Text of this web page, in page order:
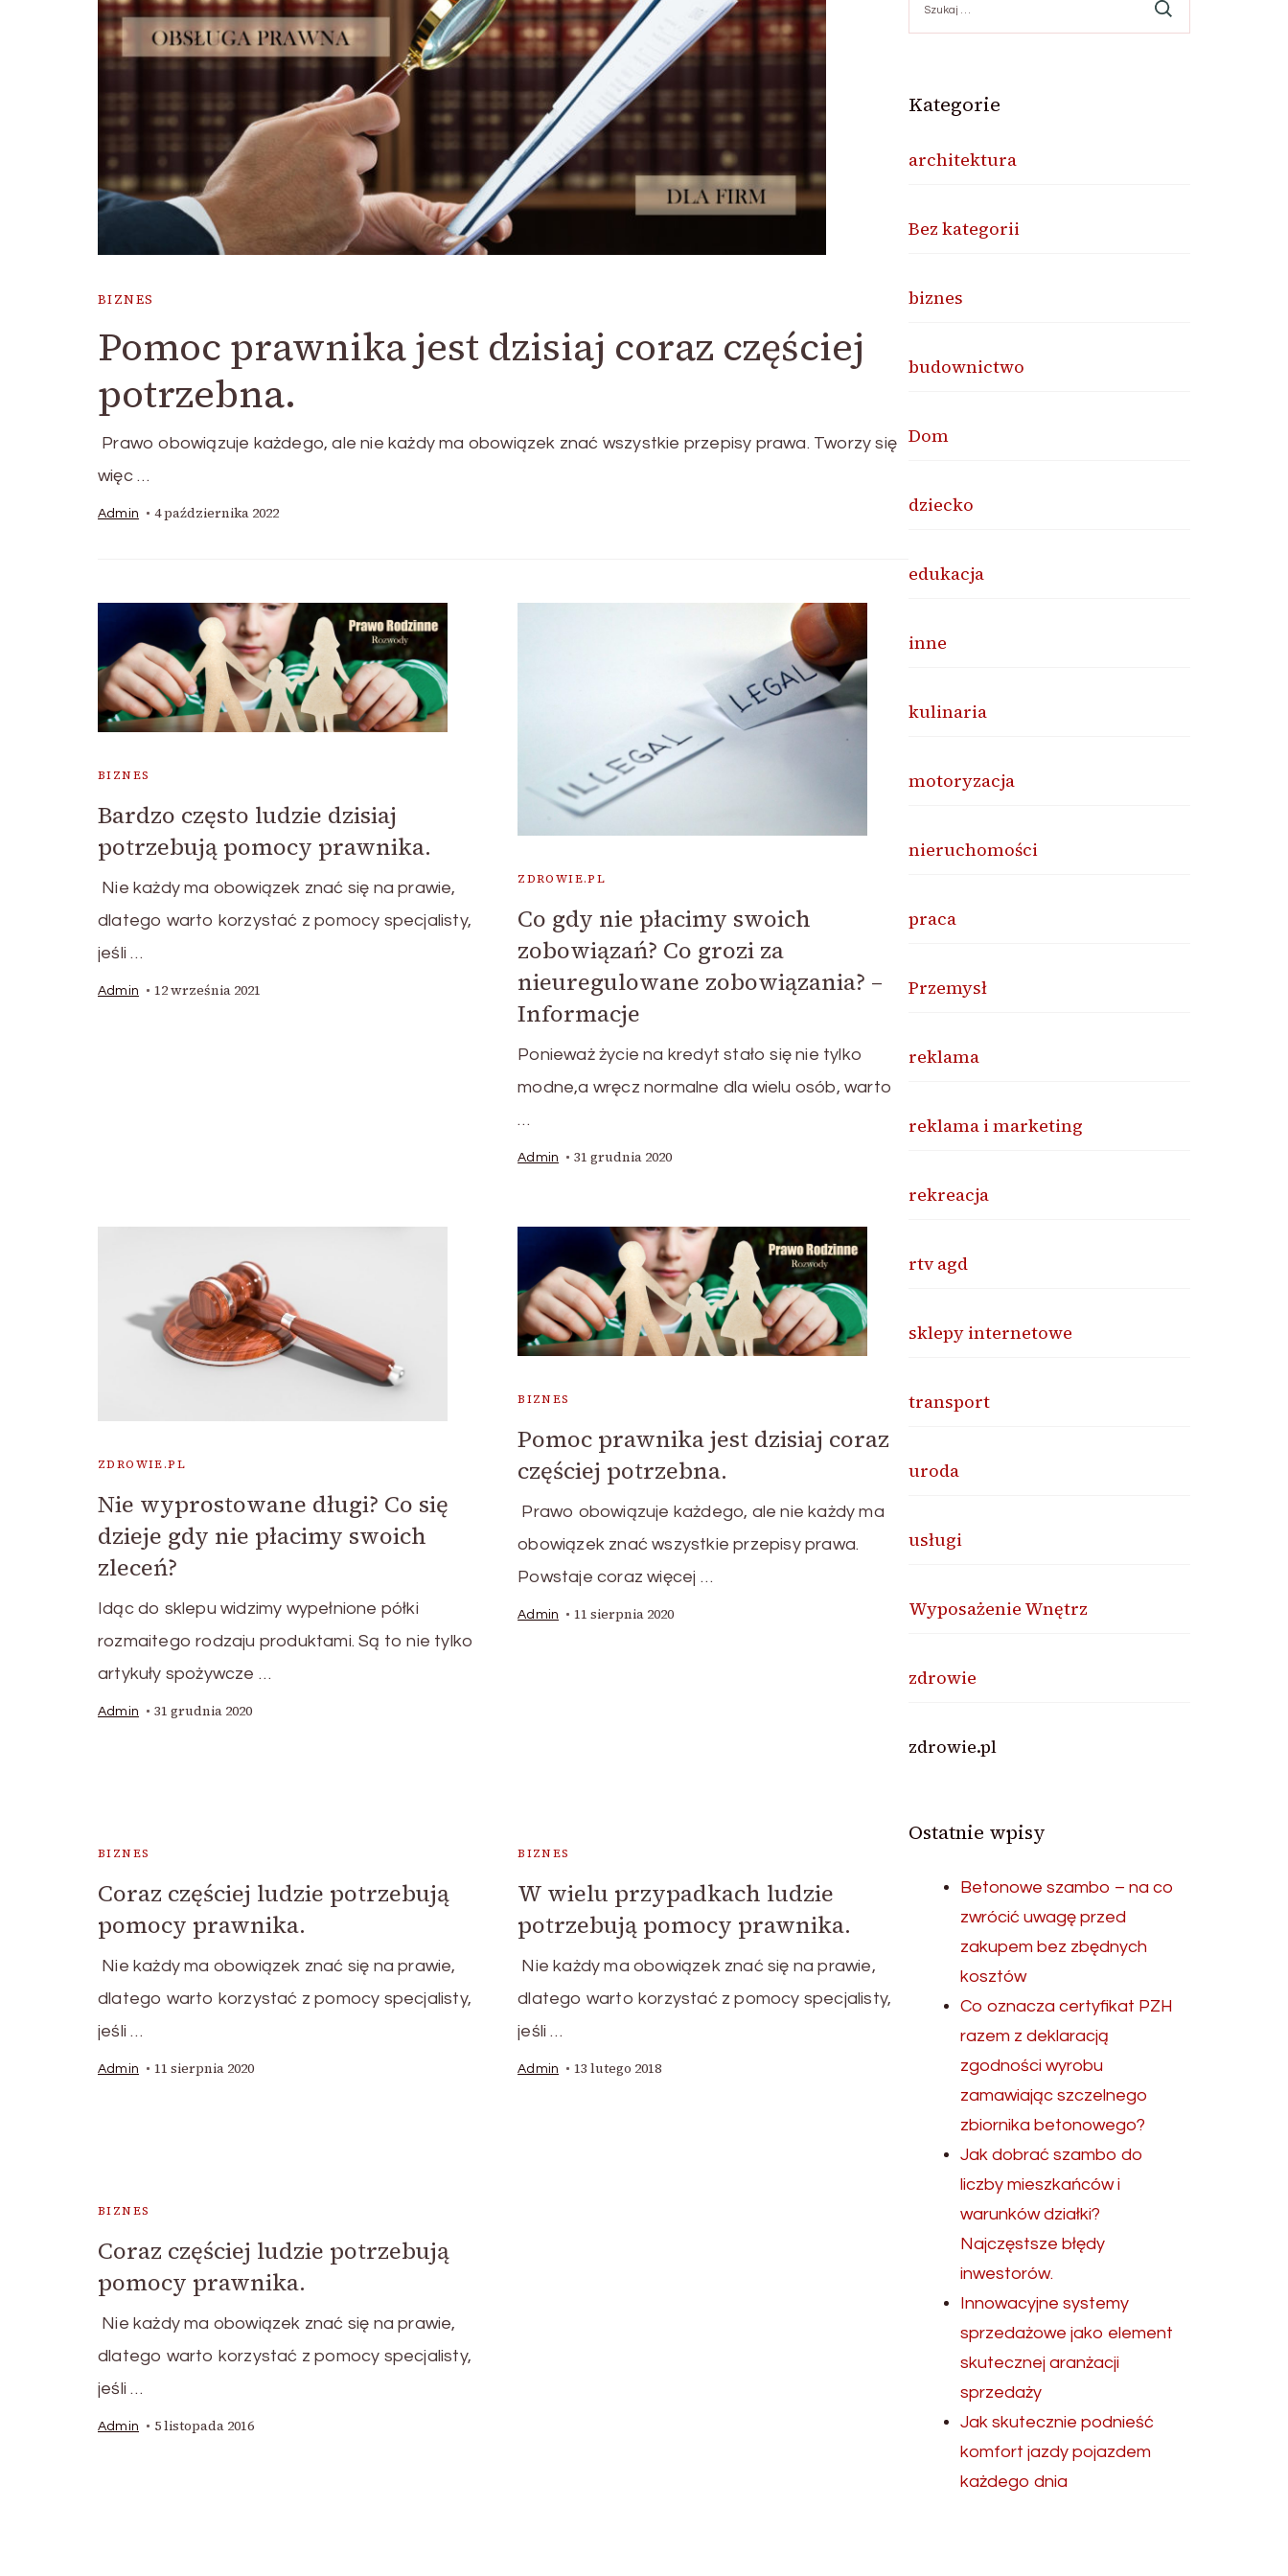
BIZNES
Pomoc prawnika jest dzisiaj coraz częściej
potrzebna.
Prawo obowiązuje każdego, ale nie każdy ma obowiązek znać wszystkie przepisy prawa. Tworzy się
więc …
Admin 4 października 2022
BIZNES
Bardzo często ludzie dzisiaj
potrzebują pomocy prawnika.
Nie każdy ma obowiązek znać się na prawie,
dlatego warto korzystać z pomocy specjalisty,
jeśli …
Admin 12 września 2021
ZDROWIE.PL
Co gdy nie płacimy swoich
zobowiązań? Co grozi za
nieuregulowane zobowiązania? –
Informacje
Ponieważ życie na kredyt stało się nie tylko
modne,a wręcz normalne dla wielu osób, warto
…
Admin 31 grudnia 2020
ZDROWIE.PL
Nie wyprostowane długi? Co się
dzieje gdy nie płacimy swoich
zleceń?
Idąc do sklepu widzimy wypełnione półki
rozmaitego rodzaju produktami. Są to nie tylko
artykuły spożywcze …
Admin 31 grudnia 2020
BIZNES
Pomoc prawnika jest dzisiaj coraz
częściej potrzebna.
Prawo obowiązuje każdego, ale nie każdy ma
obowiązek znać wszystkie przepisy prawa.
Powstaje coraz więcej …
Admin 11 sierpnia 2020
BIZNES
Coraz częściej ludzie potrzebują
pomocy prawnika.
Nie każdy ma obowiązek znać się na prawie,
dlatego warto korzystać z pomocy specjalisty,
jeśli …
Admin 11 sierpnia 2020
BIZNES
W wielu przypadkach ludzie
potrzebują pomocy prawnika.
Nie każdy ma obowiązek znać się na prawie,
dlatego warto korzystać z pomocy specjalisty,
jeśli …
Admin 13 lutego 2018
BIZNES
Coraz częściej ludzie potrzebują
pomocy prawnika.
Nie każdy ma obowiązek znać się na prawie,
dlatego warto korzystać z pomocy specjalisty,
jeśli …
Admin 5 listopada 2016
Kategorie
architektura
Bez kategorii
biznes
budownictwo
Dom
dziecko
edukacja
inne
kulinaria
motoryzacja
nieruchomości
praca
Przemysł
reklama
reklama i marketing
rekreacja
rtv agd
sklepy internetowe
transport
uroda
usługi
Wyposażenie Wnętrz
zdrowie
zdrowie.pl
Ostatnie wpisy
Betonowe szambo – na co
zwrócić uwagę przed
zakupem bez zbędnych
kosztów
Co oznacza certyfikat PZH
razem z deklaracją
zgodności wyrobu
zamawiając szczelnego
zbiornika betonowego?
Jak dobrać szambo do
liczby mieszkańców i
warunków działki?
Najczęstsze błędy
inwestorów.
Innowacyjne systemy
sprzedażowe jako element
skutecznej aranżacji
sprzedaży
Jak skutecznie podnieść
komfort jazdy pojazdem
każdego dnia